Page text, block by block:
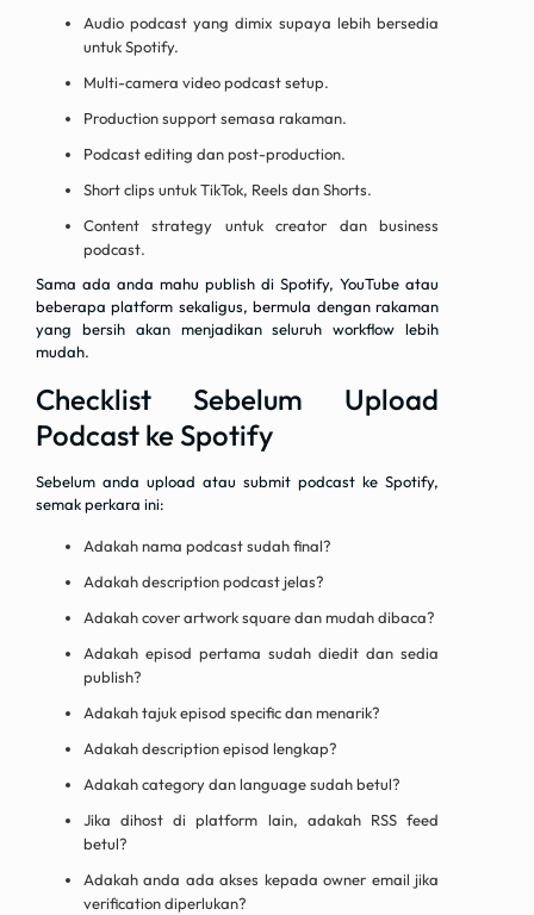
Audio podcast yang dimix supaya lebih bersedia
untuk Spotify.
Multi-camera video podcast setup.
Production support semasa rakaman.
Podcast editing dan post-production.
Short clips untuk TikTok, Reels dan Shorts.
Content strategy untuk creator dan business
podcast.
Sama ada anda mahu publish di Spotify, YouTube atau
beberapa platform sekaligus, bermula dengan rakaman
yang bersih akan menjadikan seluruh workflow lebih
mudah.
Checklist Sebelum Upload
Podcast ke Spotify
Sebelum anda upload atau submit podcast ke Spotify,
semak perkara ini:
Adakah nama podcast sudah final?
Adakah description podcast jelas?
Adakah cover artwork square dan mudah dibaca?
Adakah episod pertama sudah diedit dan sedia
publish?
Adakah tajuk episod specific dan menarik?
Adakah description episod lengkap?
Adakah category dan language sudah betul?
Jika dihost di platform lain, adakah RSS feed
betul?
Adakah anda ada akses kepada owner email jika
verification diperlukan?